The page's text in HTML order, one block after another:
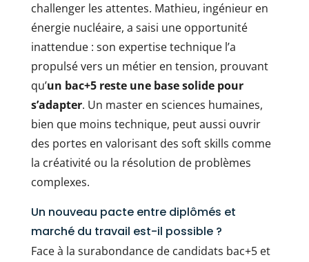
challenger les attentes. Mathieu, ingénieur en
énergie nucléaire, a saisi une opportunité
inattendue : son expertise technique l’a
propulsé vers un métier en tension, prouvant
qu’un bac+5 reste une base solide pour
s’adapter. Un master en sciences humaines,
bien que moins technique, peut aussi ouvrir
des portes en valorisant des soft skills comme
la créativité ou la résolution de problèmes
complexes.
Un nouveau pacte entre diplômés et
marché du travail est-il possible ?
Face à la surabondance de candidats bac+5 et